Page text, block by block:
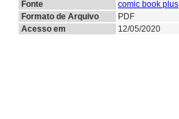
Fonte
comic book plus
Formato de Arquivo
PDF
Acesso em
12/05/2020